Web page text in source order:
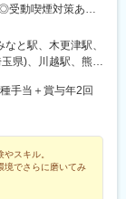
動喫煙対策あり■
市（茨城）水戸市
島区／新宿区（埼
浜市／厚木市／海
福井）福井市（静
中国（広島）広島市
岡市／北九州市／
児島市（熊本）熊
と駅、木更津駅、
県)、川越駅、熊谷
本駅、伊那北駅、
東駅、福山駅、片
駅、中洲川端駅、
町駅、五島町駅、
、西新宿駅、馬車
手当＋賞与年2回
スキル。
境でさらに磨いてみ